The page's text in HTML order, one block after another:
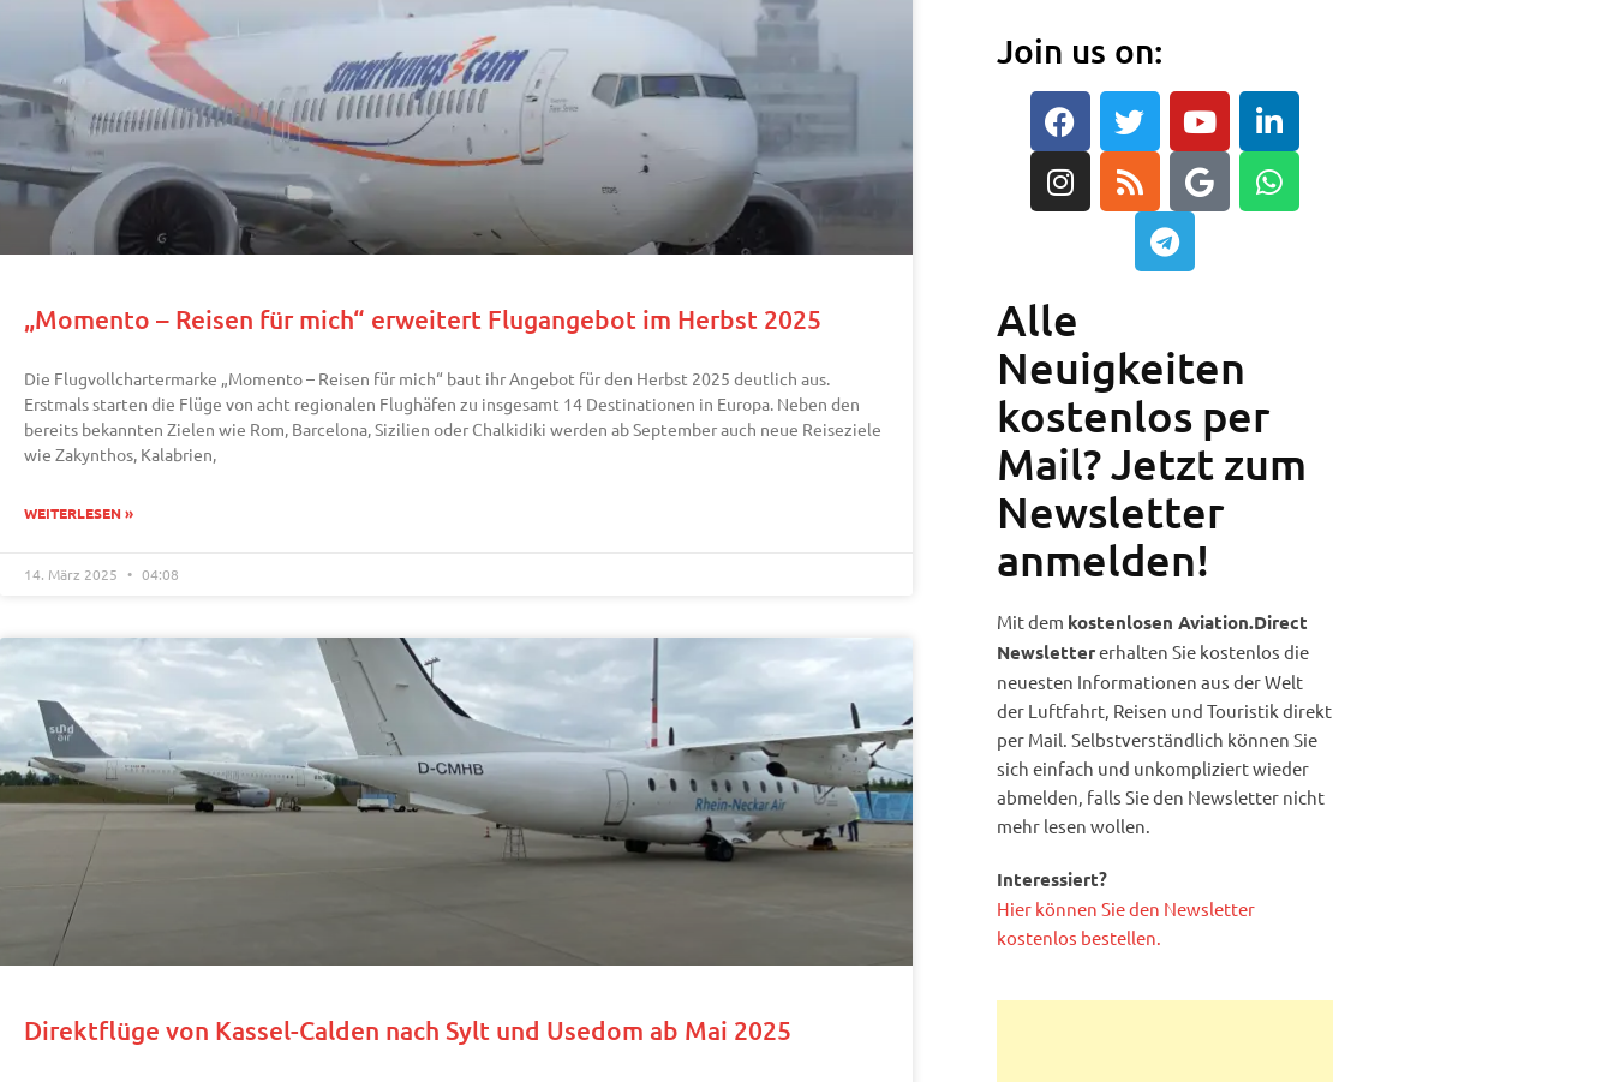
„Momento – Reisen für mich“ erweitert Flugangebot im Herbst 2025
Die Flugvollchartermarke „Momento – Reisen für mich“ baut ihr Angebot für den Herbst 2025 deutlich aus.
Erstmals starten die Flüge von acht regionalen Flughäfen zu insgesamt 14 Destinationen in Europa. Neben den
bereits bekannten Zielen wie Rom, Barcelona, Sizilien oder Chalkidiki werden ab September auch neue Reiseziele
wie Zakynthos, Kalabrien,
WEITERLESEN »
14. März 2025 04:08
Direktflüge von Kassel-Calden nach Sylt und Usedom ab Mai 2025
Join us on:
Alle
Neuigkeiten
kostenlos per
Mail? Jetzt zum
Newsletter
anmelden!
Mit dem kostenlosen Aviation.Direct
Newslettererhalten Sie kostenlos die
neuesten Informationen aus der Welt
der Luftfahrt, Reisen und Touristik direkt
per Mail. Selbstverständlich können Sie
sich einfach und unkompliziert wieder
abmelden, falls Sie den Newsletter nicht
mehr lesen wollen.
Interessiert?
Hier können Sie den Newsletter
kostenlos bestellen.